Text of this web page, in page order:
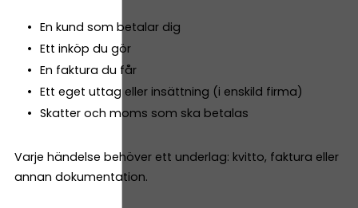
En kund som betalar dig
Ett inköp du gör
En faktura du får
Ett eget uttag eller insättning (i enskild firma)
Skatter och moms som ska betalas
Varje händelse behöver ett underlag: kvitto, faktura eller
annan dokumentation.